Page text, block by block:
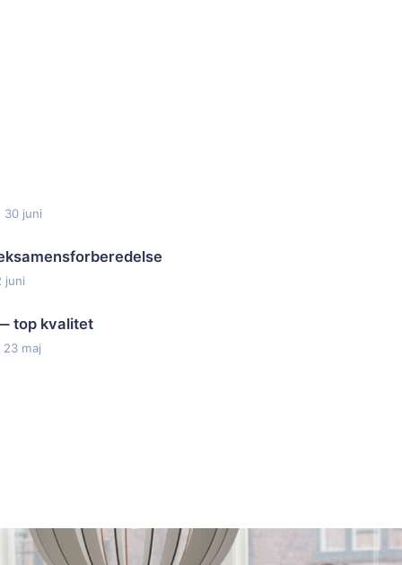
skræddersyr et forløb efter dine behov. Sådan
30 juni
juni
top kvalitet
23 maj